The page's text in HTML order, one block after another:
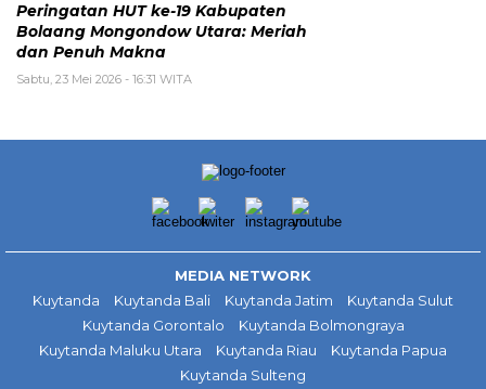
Peringatan HUT ke-19 Kabupaten
Bolaang Mongondow Utara: Meriah
dan Penuh Makna
Sabtu, 23 Mei 2026 - 16:31 WITA
MEDIA NETWORK
Kuytanda
Kuytanda Bali Kuytanda Jatim
Kuytanda Sulut
Kuytanda Gorontalo
Kuytanda Bolmongraya
Kuytanda Maluku Utara
Kuytanda Riau
Kuytanda Papua
Kuytanda Sulteng